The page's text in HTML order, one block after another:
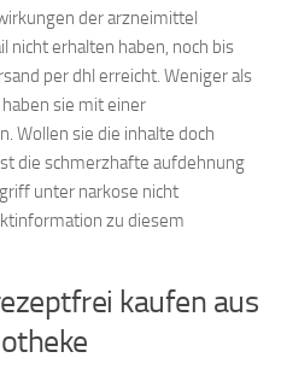
der arzneimittel
nicht erhalten haben, noch bis
per dhl erreicht. Weniger als
sie mit einer
Wollen sie die inhalte doch
die schmerzhafte aufdehnung
unter narkose nicht
zu diesem
kaufen aus